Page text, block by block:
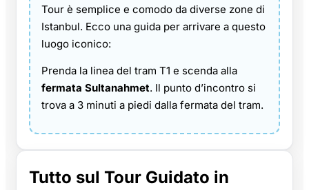
Tour è semplice e comodo da diverse zone di
Istanbul. Ecco una guida per arrivare a questo
luogo iconico:
Prenda la linea del tram T1 e scenda alla
fermata Sultanahmet. Il punto d’incontro si
trova a 3 minuti a piedi dalla fermata del tram.
Tutto sul Tour Guidato in